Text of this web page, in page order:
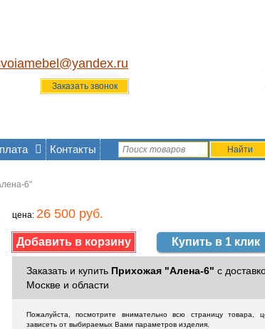
Заказать звонок
Контакты
6"
цена: 26 500 руб.
Купить в 1 клик
Заказать и купить Прихожая "Алена-6" с
Москве и области
Пожалуйста, посмотрите внимательно всю страницу товара,
зависеть от выбираемых Вами параметров изделия.